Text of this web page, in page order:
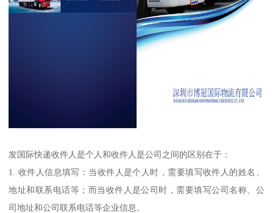
发国际快递收件人是个人和收件人是公司之间的区别在于：
1. 收件人信息填写：当收件人是个人时，需要填写收件人的姓名、
地址和联系电话等；而当收件人是公司时，需要填写公司名称、公
司地址和公司联系电话等企业信息。